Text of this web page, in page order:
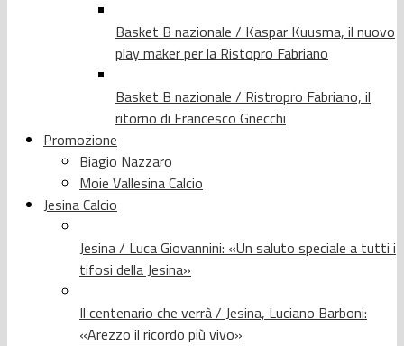
Basket B nazionale / Kaspar Kuusma, il nuovo
play maker per la Ristopro Fabriano
Basket B nazionale / Ristropro Fabriano, il
ritorno di Francesco Gnecchi
Promozione
Biagio Nazzaro
Moie Vallesina Calcio
Jesina Calcio
Jesina / Luca Giovannini: «Un saluto speciale a tutti i
tifosi della Jesina»
Il centenario che verrà / Jesina, Luciano Barboni:
«Arezzo il ricordo più vivo»